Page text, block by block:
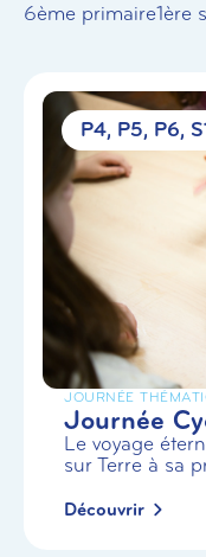
6ème primaire1ère
P4 P5 P6
JOURNÉE
Journée
Le voyage
sur Terre à sa
Découvrir